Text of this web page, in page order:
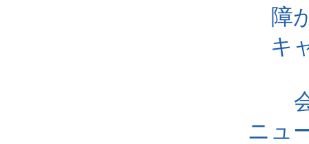
障
キ
ニュ